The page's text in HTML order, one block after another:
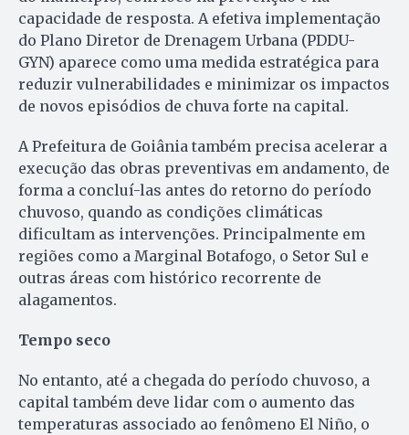
capacidade de resposta. A efetiva implementação
do Plano Diretor de Drenagem Urbana (PDDU-
GYN) aparece como uma medida estratégica para
reduzir vulnerabilidades e minimizar os impactos
de novos episódios de chuva forte na capital.
A Prefeitura de Goiânia também precisa acelerar a
execução das obras preventivas em andamento, de
forma a concluí-las antes do retorno do período
chuvoso, quando as condições climáticas
dificultam as intervenções. Principalmente em
regiões como a Marginal Botafogo, o Setor Sul e
outras áreas com histórico recorrente de
alagamentos.
Tempo seco
No entanto, até a chegada do período chuvoso, a
capital também deve lidar com o aumento das
temperaturas associado ao fenômeno El Niño, o